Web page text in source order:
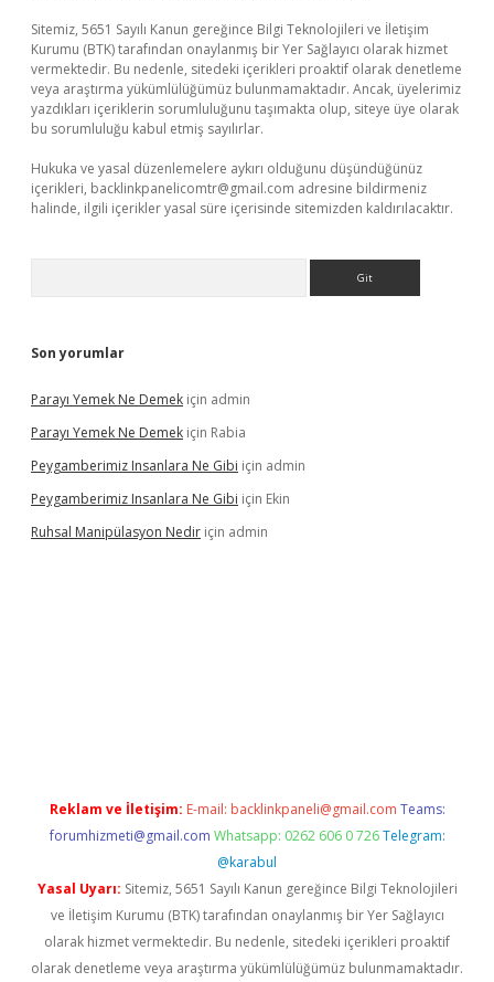
Sitemiz, 5651 Sayılı Kanun gereğince Bilgi Teknolojileri ve İletişim
Kurumu (BTK) tarafından onaylanmış bir Yer Sağlayıcı olarak hizmet
vermektedir. Bu nedenle, sitedeki içerikleri proaktif olarak denetleme
veya araştırma yükümlülüğümüz bulunmamaktadır. Ancak, üyelerimiz
yazdıkları içeriklerin sorumluluğunu taşımakta olup, siteye üye olarak
bu sorumluluğu kabul etmiş sayılırlar.
Hukuka ve yasal düzenlemelere aykırı olduğunu düşündüğünüz
içerikleri, backlinkpanelicomtr@gmail.com adresine bildirmeniz
halinde, ilgili içerikler yasal süre içerisinde sitemizden kaldırılacaktır.
Son yorumlar
Parayı Yemek Ne Demek için admin
Parayı Yemek Ne Demek için Rabia
Peygamberimiz Insanlara Ne Gibi için admin
Peygamberimiz Insanlara Ne Gibi için Ekin
Ruhsal Manipülasyon Nedir için admin
Reklam ve İletişim: E-mail: backlinkpaneli@gmail.com Teams:
forumhizmeti@gmail.com Whatsapp: 0262 606 0 726 Telegram:
@karabul
Yasal Uyarı: Sitemiz, 5651 Sayılı Kanun gereğince Bilgi Teknolojileri
ve İletişim Kurumu (BTK) tarafından onaylanmış bir Yer Sağlayıcı
olarak hizmet vermektedir. Bu nedenle, sitedeki içerikleri proaktif
olarak denetleme veya araştırma yükümlülüğümüz bulunmamaktadır.